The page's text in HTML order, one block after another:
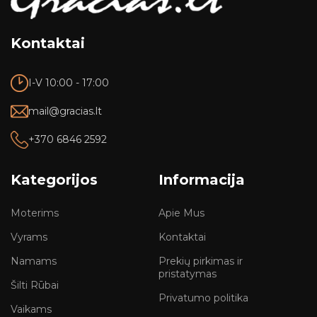
Kontaktai
I-V 10:00 - 17:00
mail@gracias.lt
+370 6846 2592
Kategorijos
Moterims
Vyrams
Namams
Šilti Rūbai
Vaikams
Informacija
Apie Mus
Kontaktai
Prekių pirkimas ir
pristatymas
Privatumo politika